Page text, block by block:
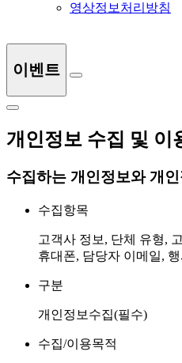
영상정보처리방침
이벤트
개인정보 수집 및 이
수집하는 개인정보와 개인
수집항목
고객사 정보, 단체 유형,
휴대폰, 담당자 이메일,
구분
개인정보수집(필수)
수집/이용목적